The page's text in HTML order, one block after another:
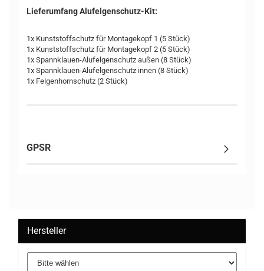
Lieferumfang Alufelgenschutz-Kit:
1x Kunststoffschutz für Montagekopf 1 (5 Stück)
1x Kunststoffschutz für Montagekopf 2 (5 Stück)
1x Spannklauen-Alufelgenschutz außen (8 Stück)
1x Spannklauen-Alufelgenschutz innen (8 Stück)
1x Felgenhornschutz (2 Stück)
GPSR
Hersteller